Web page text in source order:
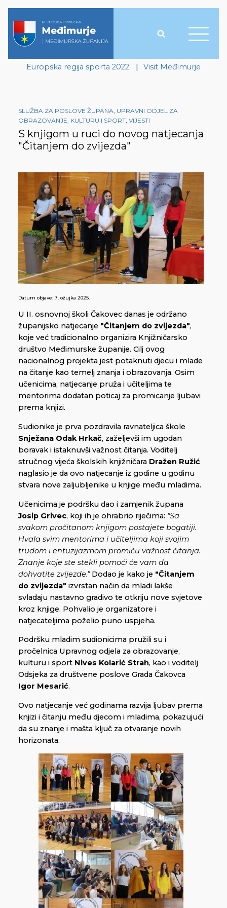
Europska regija sporta 2022. | Visit Međimurje
SLUŽBA ZA POSLOVE ŽUPANA, UPRAVNI ODJEL ZA
OBRAZOVANJE, KULTURU I SPORT, VIJESTI
S knjigom u ruci do novog natjecanja
"Čitanjem do zvijezda"
Datum objave: 7. ožujka 2025.
U II. osnovnoj školi Čakovec danas je održano
županijsko natjecanje "Čitanjem do zvijezda",
koje već tradicionalno organizira Knjižničarsko
društvo Međimurske županije. Cilj ovog
nacionalnog projekta jest potaknuti djecu i mlade
na čitanje kao temelj znanja i obrazovanja. Osim
učenicima, natjecanje pruža i učiteljima te
mentorima dodatan poticaj za promicanje ljubavi
prema knjizi.
Sudionike je prva pozdravila ravnateljica škole
Snježana Odak Hrkač, zaželjevši im ugodan
boravak i istaknuvši važnost čitanja. Voditelj
stručnog vijeća školskih knjižničara Dražen Ružić
naglasio je da ovo natjecanje iz godine u godinu
stvara nove zaljubljenike u knjige među mladima.
Učenicima je podršku dao i zamjenik župana
Josip Grivec, koji ih je ohrabrio riječima: "Sa
svakom pročitanom knjigom postajete bogatiji.
Hvala svim mentorima i učiteljima koji svojim
trudom i entuzijazmom promiču važnost čitanja.
Znanje koje ste stekli pomoći će vam da
dohvatite zvijezde."Dodao je kako je "Čitanjem
do zvijezda" izvrstan način da mladi lakše
svladaju nastavno gradivo te otkriju nove svjetove
kroz knjige. Pohvalio je organizatore i
natjecateljima poželio puno uspjeha.
Podršku mladim sudionicima pružili su i
pročelnica Upravnog odjela za obrazovanje,
kulturu i sport Nives Kolarić Strah, kao i voditelj
Odsjeka za društvene poslove Grada Čakovca
Igor Mesarić.
Ovo natjecanje već godinama razvija ljubav prema
knjizi i čitanju među djecom i mladima, pokazujući
da su znanje i mašta ključ za otvaranje novih
horizonata.